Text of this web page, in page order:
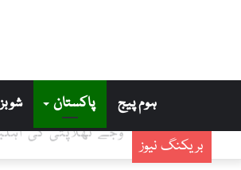
ہوم پیج پاکستان شوبز
بریکنگ نیوز وجے تھلاپتی کی